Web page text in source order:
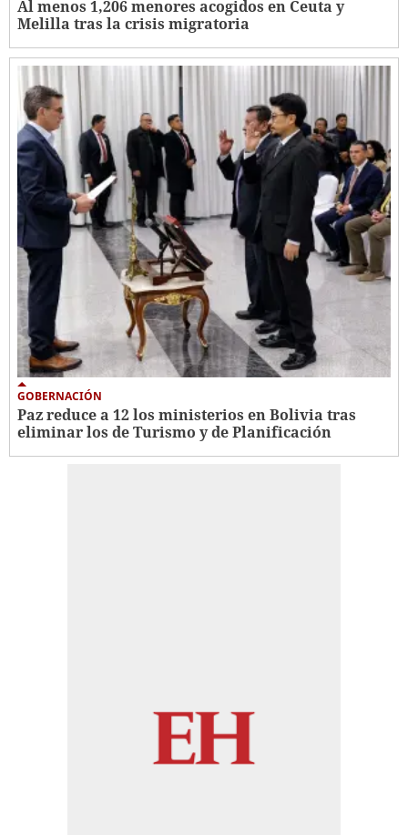
Al menos 1,206 menores acogidos en Ceuta y
Melilla tras la crisis migratoria
GOBERNACIÓN
Paz reduce a 12 los ministerios en Bolivia tras
eliminar los de Turismo y de Planificación